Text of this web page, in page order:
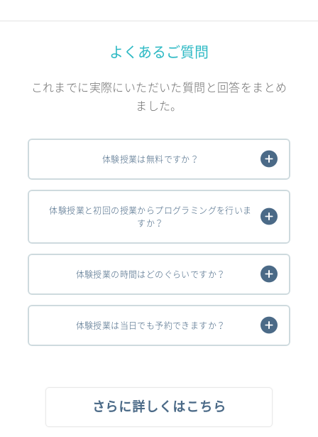
よくあるご質問
これまでに実際にいただいた質問と回答をまとめ
ました。
体験授業は無料ですか？
体験授業と初回の授業からプログラミングを行いま
すか？
体験授業の時間はどのぐらいですか？
体験授業は当日でも予約できますか？
さらに詳しくはこちら